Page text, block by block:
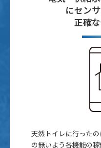
にセン
正確
天然トイレに行った
の無いよう各機能の